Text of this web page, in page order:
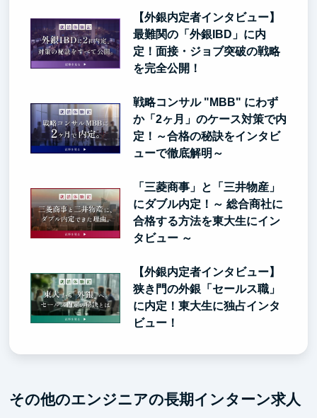
【外銀内定者インタビュー】
最難関の「外銀IBD」に内
定！面接・ジョブ突破の戦略
を完全公開！
戦略コンサル "MBB" にわず
か「2ヶ月」のケース対策で内
定！～合格の秘訣をインタビ
ューで徹底解明～
「三菱商事」と「三井物産」
にダブル内定！～ 総合商社に
合格する方法を東大生にイン
タビュー ～
【外銀内定者インタビュー】
狭き門の外銀「セールス職」
に内定！東大生に独占インタ
ビュー！
その他のエンジニアの長期インターン求人